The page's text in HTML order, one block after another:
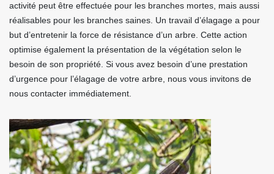
activité peut être effectuée pour les branches mortes, mais aussi
réalisables pour les branches saines. Un travail d’élagage a pour
but d’entretenir la force de résistance d’un arbre. Cette action
optimise également la présentation de la végétation selon le
besoin de son propriété. Si vous avez besoin d’une prestation
d’urgence pour l’élagage de votre arbre, nous vous invitons de
nous contacter immédiatement.